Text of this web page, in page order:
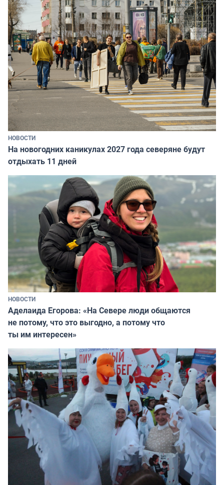
НОВОСТИ
На новогодних каникулах 2027 года северяне будут
отдыхать 11 дней
НОВОСТИ
Аделаида Егорова: «На Севере люди общаются
не потому, что это выгодно, а потому что
ты им интересен»